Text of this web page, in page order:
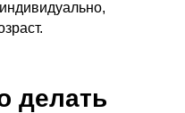
делать